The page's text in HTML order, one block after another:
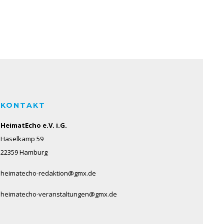
KONTAKT
HeimatEcho e.V. i.G.
Haselkamp 59
22359 Hamburg
heimatecho-redaktion@gmx.de
heimatecho-veranstaltungen@gmx.de